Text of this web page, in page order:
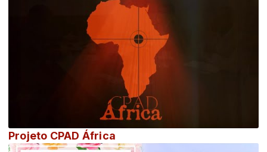
Projeto CPAD África